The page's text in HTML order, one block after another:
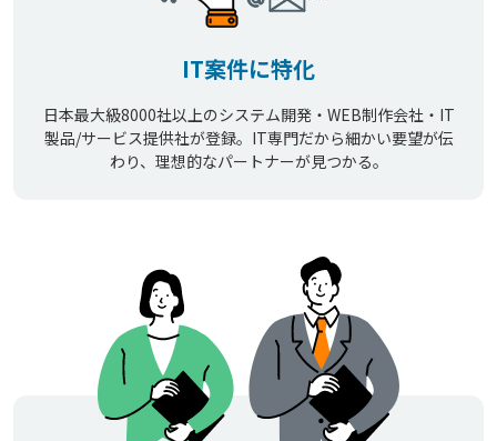
IT案件に特化
日本最大級8000社以上のシステム開発・WEB制作会社・IT
製品/サービス提供社が登録。IT専門だから細かい要望が伝
わり、理想的なパートナーが見つかる。